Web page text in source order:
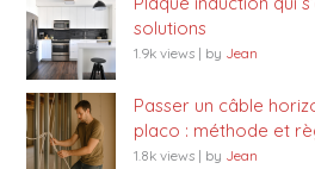
solutions
1.9k views | by Jean
Passer un câble
placo : méthode et
1.8k views | by Jean